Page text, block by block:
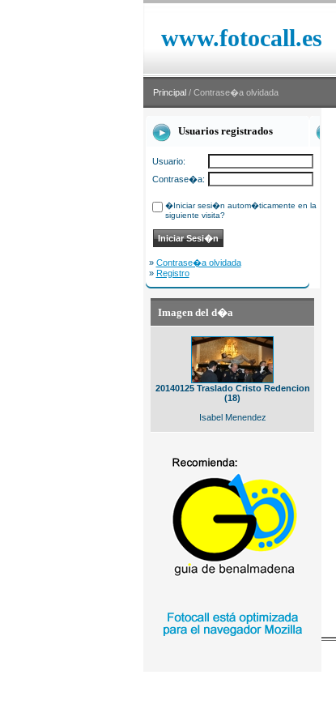
www.fotocall.es
Principal / Contrase�a olvidada
Usuarios registrados
Usuario:
Contrase�a:
�Iniciar sesi�n autom�ticamente en la
siguiente visita?
» Contrase�a olvidada
» Registro
Imagen del d�a
20140125 Traslado Cristo Redencion
(18)
Isabel Menendez